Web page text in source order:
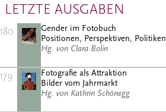
LETZTE AUSGABEN
180
Gender im Fotobuch
Positionen, Perspektiven, Politiken
Hg. von Clara Bolin
179
Fotografie als Attraktion
Bilder vom Jahrmarkt
Hg. von Kathrin Schönegg